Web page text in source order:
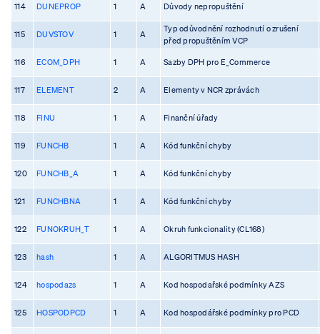
114 DUNEPROP 1 A Důvody nepropuštění
115 DUVSTOV 1 A
Typ odůvodnění rozhodnutí o zrušení
před propuštěním VCP
116 ECOM_DPH 1 A Sazby DPH pro E_Commerce
117 ELEMENT 2 A Elementy v NCR zprávách
118 FINU 1 A Finanční úřady
119 FUNCHB 1 A Kód funkční chyby
120 FUNCHB_A 1 A Kód funkční chyby
121 FUNCHBNA 1 A Kód funkční chyby
122 FUNOKRUH_T 1 A Okruh funkcionality (CL168)
123 hash 1 A ALGORITMUS HASH
124 hospodazs 1 A Kod hospodařské podmínky AZS
125 HOSPODPCD 1 A Kod hospodářské podmínky pro PCD